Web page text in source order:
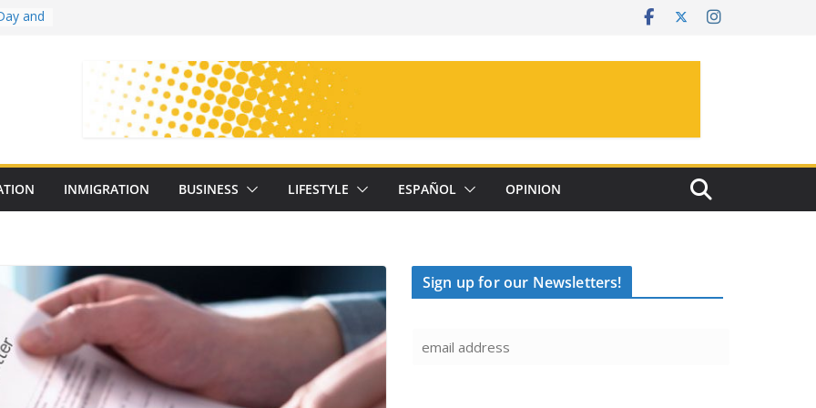
and
25
INMIGRATION BUSINESS LIFESTYLE ESPAÑOL OPINION
Sign up for our Newsletters!